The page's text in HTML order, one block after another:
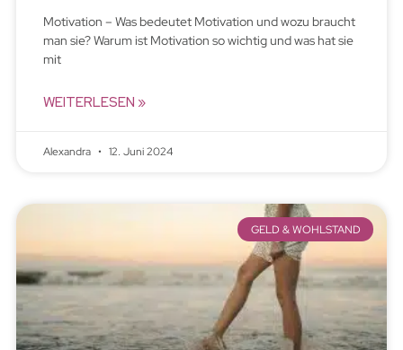
Motivation – Was bedeutet Motivation und wozu braucht
man sie? Warum ist Motivation so wichtig und was hat sie
mit
WEITERLESEN »
Alexandra 12. Juni 2024
GELD & WOHLSTAND